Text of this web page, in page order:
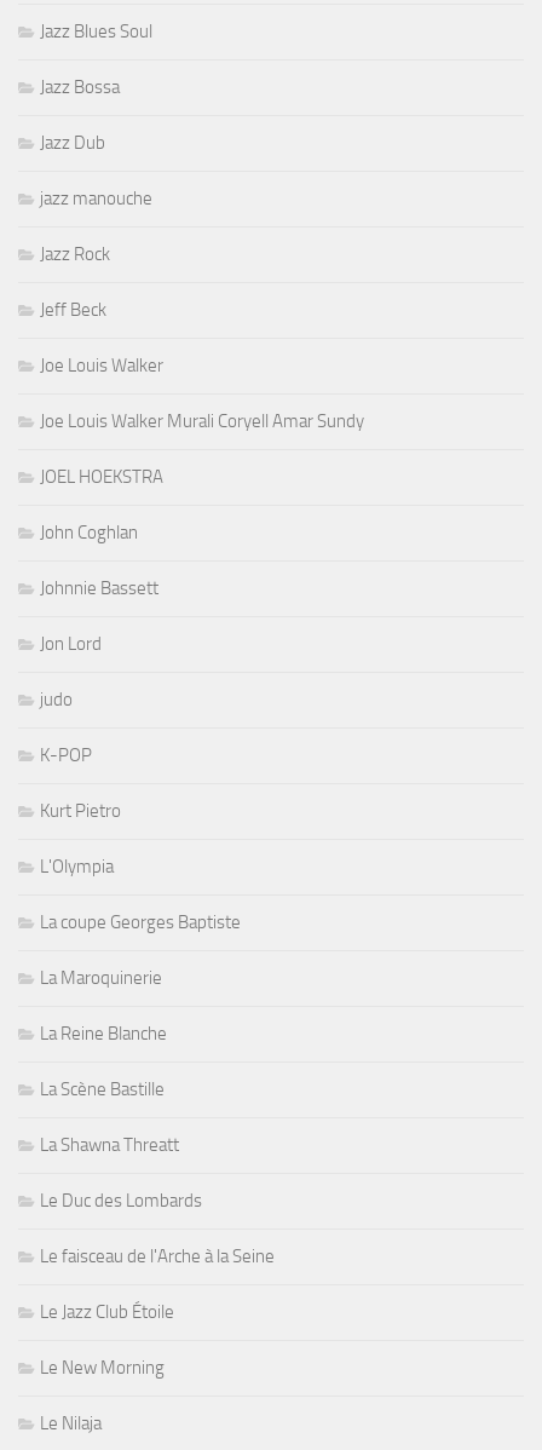
Jazz Blues Soul
Jazz Bossa
Jazz Dub
jazz manouche
Jazz Rock
Jeff Beck
Joe Louis Walker
Joe Louis Walker Murali Coryell Amar Sundy
JOEL HOEKSTRA
John Coghlan
Johnnie Bassett
Jon Lord
judo
K-POP
Kurt Pietro
L'Olympia
La coupe Georges Baptiste
La Maroquinerie
La Reine Blanche
La Scène Bastille
La Shawna Threatt
Le Duc des Lombards
Le faisceau de l'Arche à la Seine
Le Jazz Club Étoile
Le New Morning
Le Nilaja